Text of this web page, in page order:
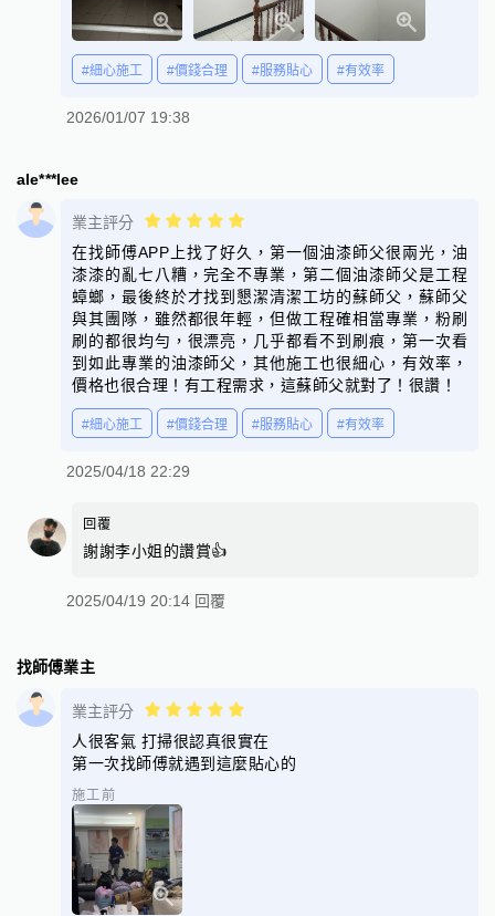
#細心施工 #價錢合理 #服務貼心 #有效率
2026/01/07 19:38
ale***lee
業主評分
在找師傅APP上找了好久，第一個油漆師父很兩光，油
漆漆的亂七八糟，完全不專業，第二個油漆師父是工程
蟑螂，最後終於才找到懇潔清潔工坊的蘇師父，蘇師父
與其團隊，雖然都很年輕，但做工程確相當專業，粉刷
刷的都很均勻，很漂亮，几乎都看不到刷痕，第一次看
到如此專業的油漆師父，其他施工也很細心，有效率，
價格也很合理！有工程需求，這蘇師父就對了！很讚！
#細心施工 #價錢合理 #服務貼心 #有效率
2025/04/18 22:29
回覆
謝謝李小姐的讚賞👍
2025/04/19 20:14 回覆
找師傅業主
業主評分
人很客氣 打掃很認真很實在
第一次找師傅就遇到這麼貼心的
施工前